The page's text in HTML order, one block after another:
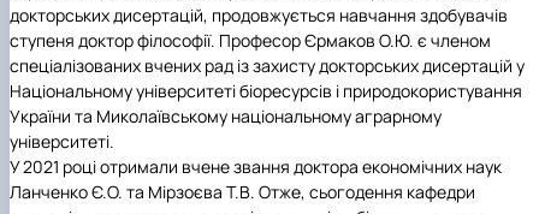
докторських дисертацій, продовжується навчання здобувачів
ступеня доктор філософії. Професор Єрмаков О.Ю. є членом
спеціалізованих вчених рад із захисту докторських дисертацій у
Національному університеті біоресурсів і природокористування
України та Миколаївському національному аграрному
університеті.
У 2021 році отримали вчене звання доктора економічних наук
Ланченко Є.О. та Мірзоєва Т.В. Отже, сьогодення кафедри